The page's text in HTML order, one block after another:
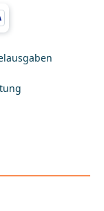
Sie
Str.